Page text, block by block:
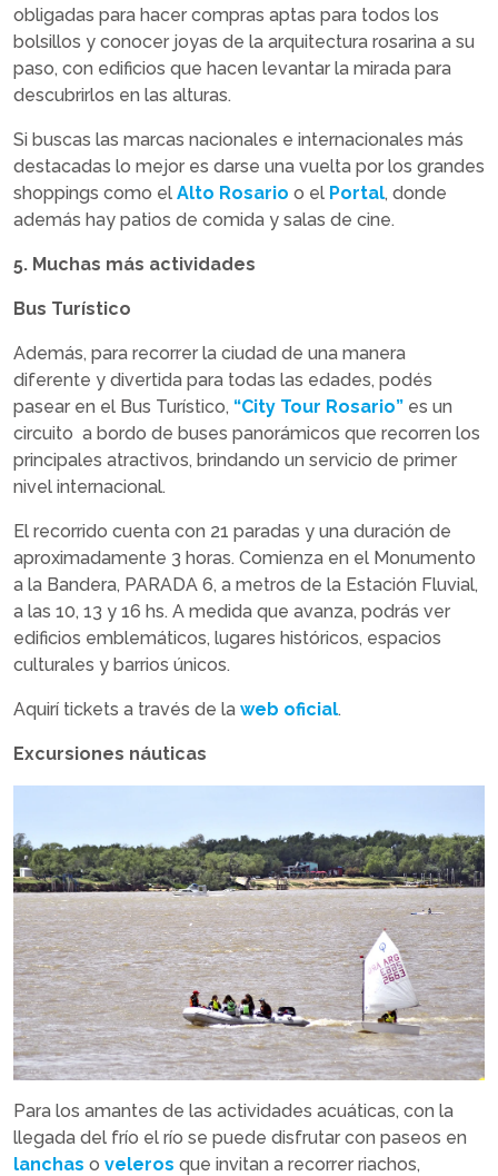
obligadas para hacer compras aptas para todos los
bolsillos y conocer joyas de la arquitectura rosarina a su
paso, con edificios que hacen levantar la mirada para
descubrirlos en las alturas.
Si buscas las marcas nacionales e internacionales más
destacadas lo mejor es darse una vuelta por los grandes
shoppings como el Alto Rosario o el Portal, donde
además hay patios de comida y salas de cine.
5. Muchas más actividades
Bus Turístico
Además, para recorrer la ciudad de una manera
diferente y divertida para todas las edades, podés
pasear en el Bus Turístico, “City Tour Rosario” es un
circuito a bordo de buses panorámicos que recorren los
principales atractivos, brindando un servicio de primer
nivel internacional.
El recorrido cuenta con 21 paradas y una duración de
aproximadamente 3 horas. Comienza en el Monumento
a la Bandera, PARADA 6, a metros de la Estación Fluvial,
a las 10, 13 y 16 hs. A medida que avanza, podrás ver
edificios emblemáticos, lugares históricos, espacios
culturales y barrios únicos.
Aquirí tickets a través de la web oficial.
Excursiones náuticas
Para los amantes de las actividades acuáticas, con la
llegada del frío el río se puede disfrutar con paseos en
lanchas o veleros que invitan a recorrer riachos,